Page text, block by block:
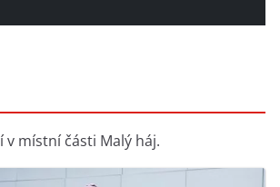
v místní části Malý háj.